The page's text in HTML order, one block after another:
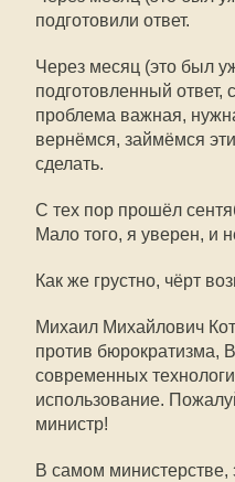
подготовили ответ.
Через месяц (это был
подготовленный ответ,
проблема важная,
вернёмся, займёмся
сделать.
С тех пор прошёл
Мало того, я уверен, и
Как же грустно, чёрт
Михаил Михайлович
против бюрократизма,
современных
использование.
министр!
В самом министерстве,